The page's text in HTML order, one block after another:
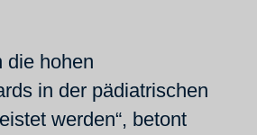
die hohen
in der pädiatrischen
werden“, betont